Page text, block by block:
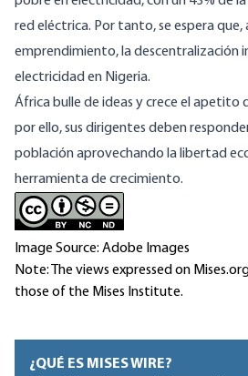
red eléctrica. Por tanto, se espera que,
emprendimiento, la descentralización
electricidad en Nigeria.
África bulle de ideas y crece el apetito
por ello, sus dirigentes deben
población aprovechando la libertad
herramienta de crecimiento.
Image Source: Adobe Images
Note: The views expressed on
those of the Mises Institute.
¿QUÉ ES MISES WIRE?